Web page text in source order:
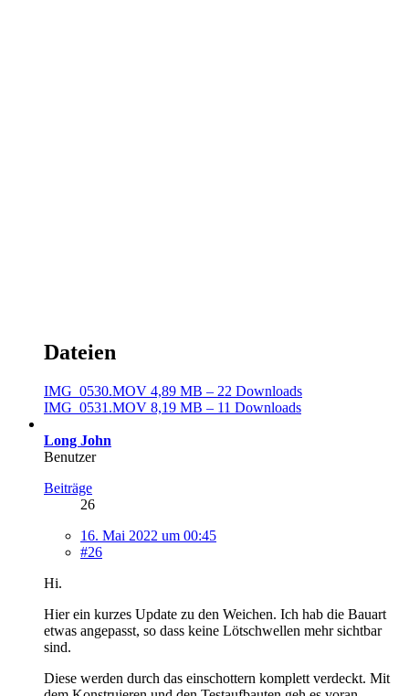
Dateien
IMG_0530.MOV 4,89 MB – 22 Downloads
IMG_0531.MOV 8,19 MB – 11 Downloads
Long John
Benutzer
Beiträge
26
16. Mai 2022 um 00:45
#26
Hi.
Hier ein kurzes Update zu den Weichen. Ich hab die Bauart
etwas angepasst, so dass keine Lötschwellen mehr sichtbar
sind.
Diese werden durch das einschottern komplett verdeckt. Mit